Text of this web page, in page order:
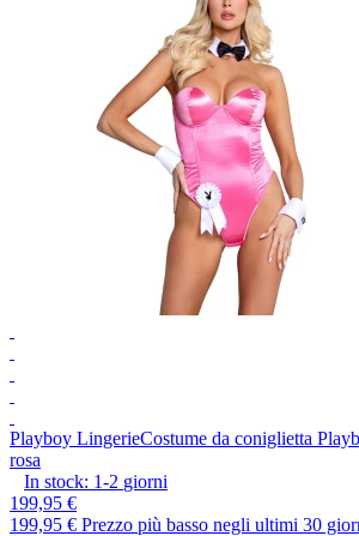
Playboy LingerieCostume da coniglietta
rosa
In stock: 1-2 giorni
199,95 €
199,95 € Prezzo più basso negli ultimi 30